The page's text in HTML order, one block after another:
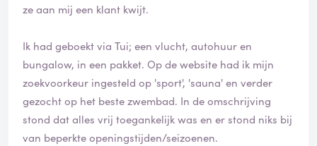
ze aan mij een klant kwijt.
Ik had geboekt via Tui; een vlucht, autohuur en
bungalow, in een pakket. Op de website had ik mijn
zoekvoorkeur ingesteld op 'sport', 'sauna' en verder
gezocht op het beste zwembad. In de omschrijving
stond dat alles vrij toegankelijk was en er stond niks bij
van beperkte openingstijden/seizoenen.